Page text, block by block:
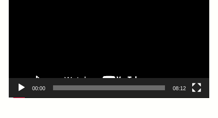
00:00 08:12